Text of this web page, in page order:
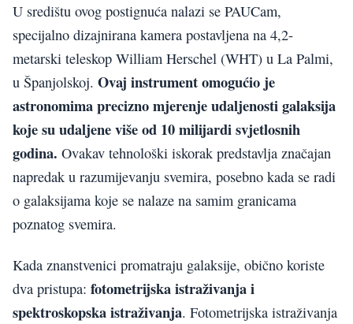
U središtu ovog postignuća nalazi se PAUCam,
specijalno dizajnirana kamera postavljena na 4,2-
metarski teleskop William Herschel (WHT) u La Palmi,
u Španjolskoj. Ovaj instrument omogućio je
astronomima precizno mjerenje udaljenosti galaksija
koje su udaljene više od 10 milijardi svjetlosnih
godina. Ovakav tehnološki iskorak predstavlja značajan
napredak u razumijevanju svemira, posebno kada se radi
o galaksijama koje se nalaze na samim granicama
poznatog svemira.
Kada znanstvenici promatraju galaksije, obično koriste
dva pristupa: fotometrijska istraživanja i
spektroskopska istraživanja. Fotometrijska istraživanja